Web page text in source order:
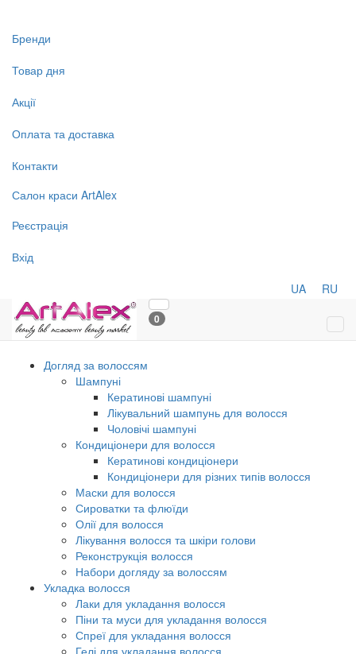
Бренди
Товар дня
Акції
Оплата та доставка
Контакти
Салон краси ArtAlex
Реєстрація
Вхід
UA RU
0
Догляд за волоссям
Шампуні
Кератинові шампуні
Лікувальний шампунь для волосся
Чоловічі шампуні
Кондиціонери для волосся
Кератинові кондиціонери
Кондиціонери для різних типів волосся
Маски для волосся
Сироватки та флюїди
Олії для волосся
Лікування волосся та шкіри голови
Реконструкція волосся
Набори догляду за волоссям
Укладка волосся
Лаки для укладання волосся
Піни та муси для укладання волосся
Спреї для укладання волосся
Гелі для укладання волосся